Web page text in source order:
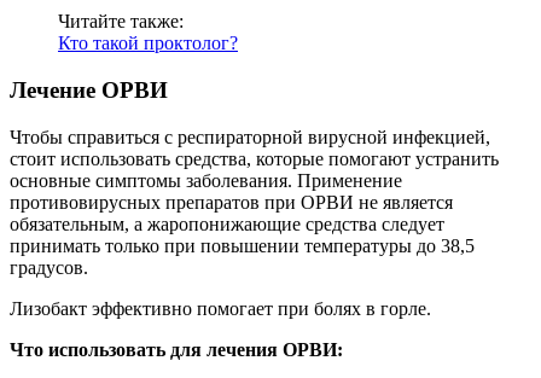
Читайте также:
Кто такой проктолог?
Лечение ОРВИ
Чтобы справиться с респираторной вирусной инфекцией,
стоит использовать средства, которые помогают устранить
основные симптомы заболевания. Применение
противовирусных препаратов при ОРВИ не является
обязательным, а жаропонижающие средства следует
принимать только при повышении температуры до 38,5
градусов.
Лизобакт эффективно помогает при болях в горле.
Что использовать для лечения ОРВИ: